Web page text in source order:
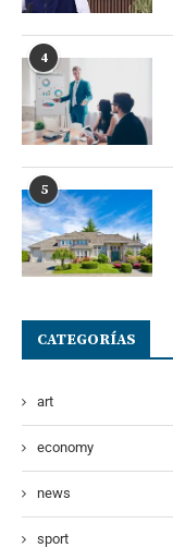
4
5
CATEGORÍAS
art
economy
news
sport